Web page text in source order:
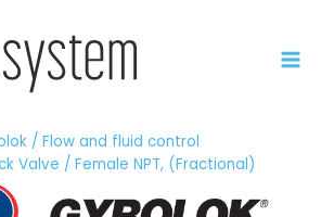
/ Flow and fluid control
Valve / Female NPT, (Fractional)